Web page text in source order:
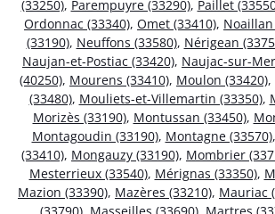
(33250), Parempuyre (33290), Paillet
Ordonnac (33340), Omet (33410), Noaillan
(33190), Neuffons (33580), Nérigean
Naujan-et-Postiac (33420), Naujac-sur-
(40250), Mourens (33410), Moulon (33420),
(33480), Mouliets-et-Villemartin (33350),
Morizès (33190), Montussan (33450),
Montagoudin (33190), Montagne (33570),
(33410), Mongauzy (33190), Mombrier
Mesterrieux (33540), Mérignas (33350),
Mazion (33390), Mazères (33210), Mauriac